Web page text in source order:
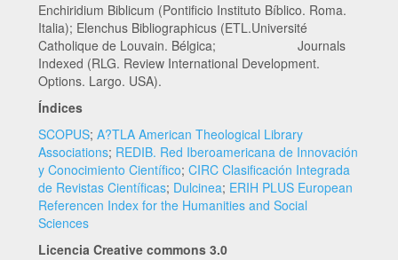
Enchiridium Biblicum (Pontificio Instituto Bíblico. Roma.
Italia); Elenchus Bibliographicus (ETL.Université
Catholique de Louvain. Bélgica; Journals
Indexed (RLG. Review International Development.
Options. Largo. USA).
Índices
SCOPUS; A?TLA American Theological Library
Associations; REDIB. Red Iberoamericana de Innovación
y Conocimiento Científico; CIRC Clasificación Integrada
de Revistas Científicas; Dulcinea; ERIH PLUS European
Referencen Index for the Humanities and Social
Sciences
Licencia Creative commons 3.0